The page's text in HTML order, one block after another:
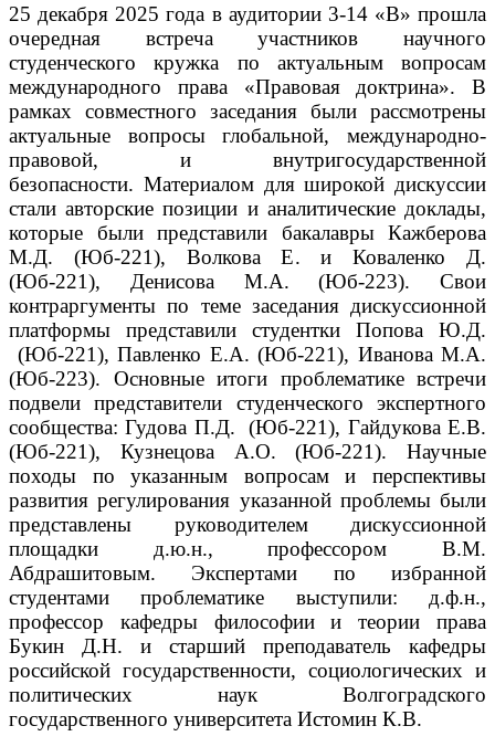
25 декабря 2025 года в аудитории 3-14 «В» прошла
очередная встреча участников научного
студенческого кружка по актуальным вопросам
международного права «Правовая доктрина». В
рамках совместного заседания были рассмотрены
актуальные вопросы глобальной, международно-
правовой, и внутригосударственной
безопасности. Материалом для широкой дискуссии
стали авторские позиции и аналитические доклады,
которые были представили бакалавры Кажберова
М.Д. (Юб-221), Волкова Е. и Коваленко Д.
(Юб-221), Денисова М.А. (Юб-223). Свои
контраргументы по теме заседания дискуссионной
платформы представили студентки Попова Ю.Д.
(Юб-221), Павленко Е.А. (Юб-221), Иванова М.А.
(Юб-223). Основные итоги проблематике встречи
подвели представители студенческого экспертного
сообщества: Гудова П.Д. (Юб-221), Гайдукова Е.В.
(Юб-221), Кузнецова А.О. (Юб-221). Научные
походы по указанным вопросам и перспективы
развития регулирования указанной проблемы были
представлены руководителем дискуссионной
площадки д.ю.н., профессором В.М.
Абдрашитовым. Экспертами по избранной
студентами проблематике выступили: д.ф.н.,
профессор кафедры философии и теории права
Букин Д.Н. и старший преподаватель кафедры
российской государственности, социологических и
политических наук Волгоградского
государственного университета Истомин К.В.